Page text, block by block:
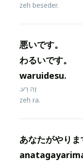
zeh beseder.
悪いです。
わるいです。
waruidesu.
זֶה רַע.
zeh ra.
あなたがやりま